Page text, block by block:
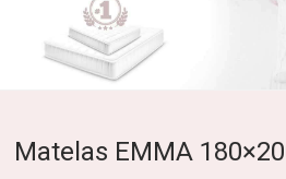
Matelas EMMA